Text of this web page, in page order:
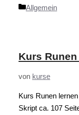
Kategorien
Allgemein
Kurs
von kurse
Kurs Runen
Skript ca. 107